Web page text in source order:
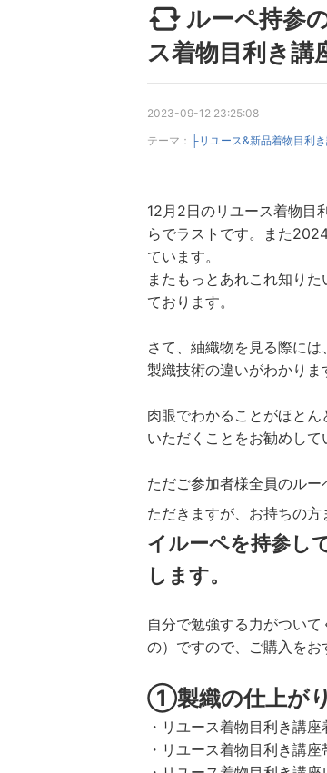
ルーペ持参
ス着物目利き講
2023-09-12 23:25:08
テーマ： ├リユース&新品着物目利
12月2日のリユース着物目
らでラストです。また
ています。
またもっとあれこれ知り
ております。
さて、紬織物を見る際に
製織技術の違いがわかりま
肉眼でわかることがほと
いただくことをお勧めして
ただご参加者様全員のル
ただきますが、お持ちの
イルーペを持参し
します。
自分で勉強する力がつい
の）ですので、ご購入をお
①製織の仕上が
・リユース着物目利き講座
・リユース着物目利き講座